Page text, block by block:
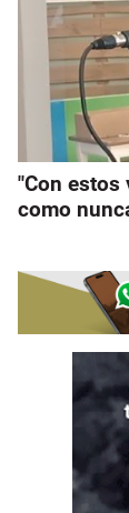
"Con estos
como